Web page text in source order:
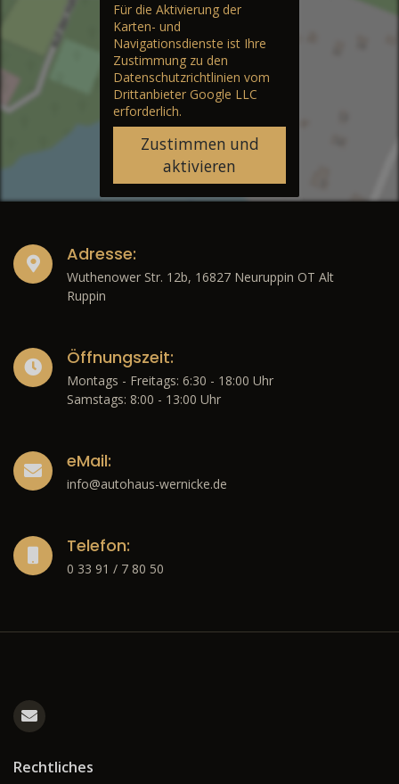
Für die Aktivierung der
Karten- und
Navigationsdienste ist Ihre
Zustimmung zu den
Datenschutzrichtlinien vom
Drittanbieter Google LLC
erforderlich.
Zustimmen und
aktivieren
Adresse:
Wuthenower Str. 12b, 16827 Neuruppin OT Alt
Ruppin
Öffnungszeit:
Montags - Freitags: 6:30 - 18:00 Uhr
Samstags: 8:00 - 13:00 Uhr
eMail:
info@autohaus-wernicke.de
Telefon:
0 33 91 / 7 80 50
Rechtliches